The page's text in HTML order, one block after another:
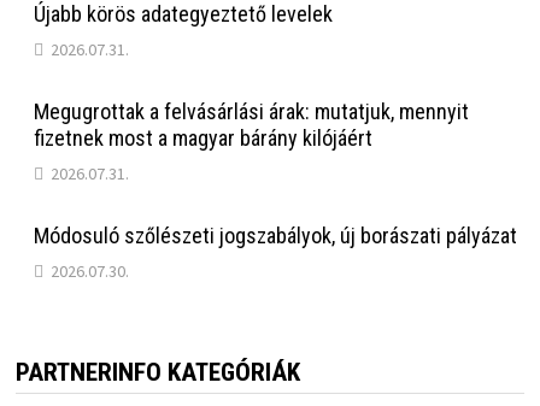
Újabb körös adategyeztető levelek
2026.07.31.
Megugrottak a felvásárlási árak: mutatjuk, mennyit
fizetnek most a magyar bárány kilójáért
2026.07.31.
Módosuló szőlészeti jogszabályok, új borászati pályázat
2026.07.30.
PARTNERINFO KATEGÓRIÁK